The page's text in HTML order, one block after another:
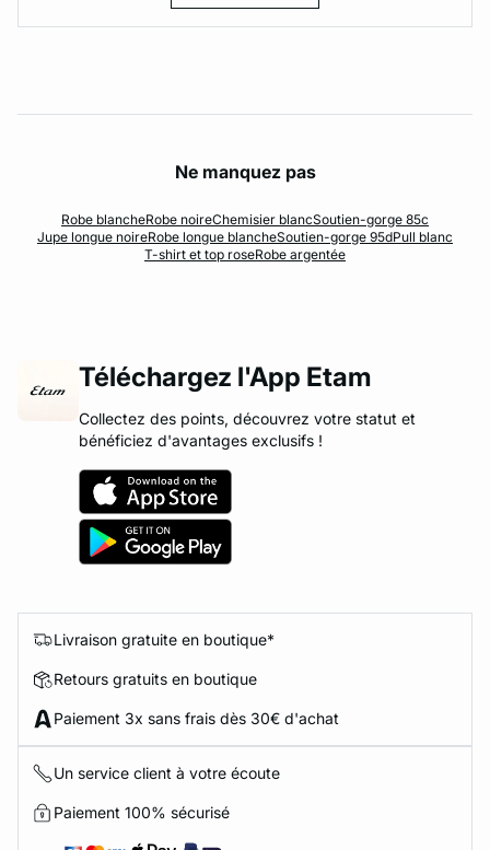
Ne manquez pas
Robe blancheRobe noireChemisier blancSoutien-gorge 85c
Jupe longue noireRobe longue blancheSoutien-gorge 95dPull blanc
T-shirt et top roseRobe argentée
Téléchargez l'App Etam
Collectez des points, découvrez votre statut et
bénéficiez d'avantages exclusifs !
Livraison gratuite en boutique*
Retours gratuits en boutique
Paiement 3x sans frais dès 30€ d'achat
Un service client à votre écoute
Paiement 100% sécurisé